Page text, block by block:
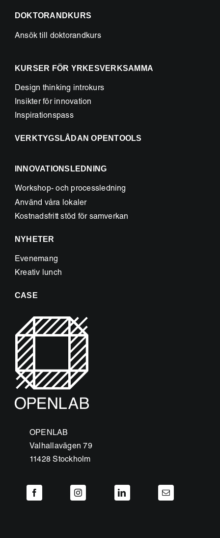
DOKTORANDKURS
Ansök till doktorandkurs
KURSER FÖR YRKESVERKSAMMA
Design thinking introkurs
Insikter för innovation
Inspirationspass
VERKTYGSLÅDAN OPENTOOLS
INNOVATIONSLEDNING
Workshop- och processledning
Använd våra lokaler
Kostnadsfritt stöd för samverkan
NYHETER
Evenemang
Kreativ lunch
CASE
OPENLAB
Valhallavägen 79
11428 Stockholm